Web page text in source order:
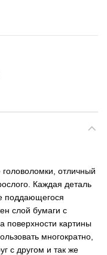
отличный
Каждая деталь
поддающегося
слой бумаги с
поверхности картины
многократно,
с другом и так же